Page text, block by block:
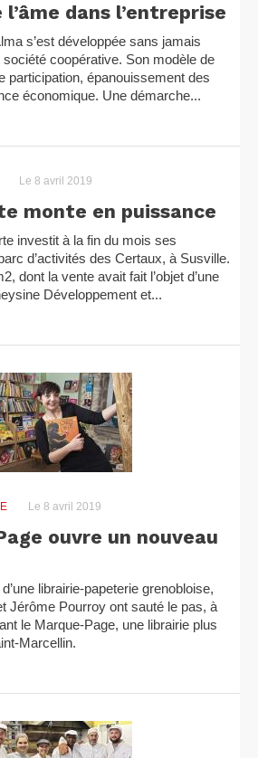
dans l’entreprise
s’est développée sans jamais
coopérative. Son modèle de
participation, épanouissement des
économique. Une démarche...
Le 8 avril 2019
monte en puissance
investit à la fin du mois ses
d’activités des Certaux, à Susville.
dont la vente avait fait l’objet d’une
Développement et...
Le 8 avril 2019
ouvre un nouveau
librairie-papeterie grenobloise,
Jérôme Pourroy ont sauté le pas, à
le Marque-Page, une librairie plus
Marcellin.